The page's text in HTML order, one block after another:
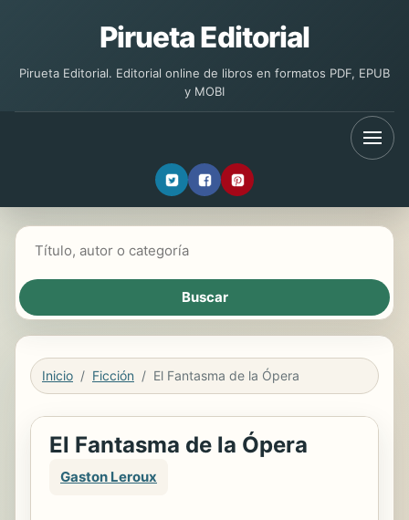
Pirueta Editorial
Pirueta Editorial. Editorial online de libros en formatos PDF, EPUB
y MOBI
Inicio Ficción El Fantasma de la Ópera
El Fantasma de la Ópera
Gaston Leroux